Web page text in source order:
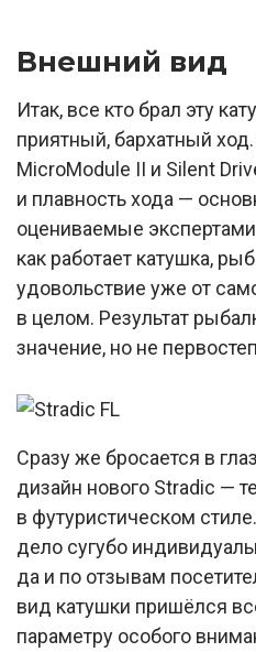
Внешний вид
Итак, все кто брал эту
приятный, бархатный
MicroModule II и Silent
и плавность хода —
оцениваемые
как работает катушка,
удовольствие уже от
в целом. Результат
значение, но не
Сразу же бросается в
дизайн нового Stradic —
в футуристическом
дело сугубо
да и по отзывам
вид катушки пришёлся
параметру особого